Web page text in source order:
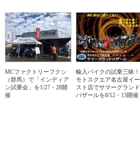
MCファクトリーフクシ
（群馬）で「インディア
ン試乗会」を1/27・28開
催
輸入バイクの試乗三昧！
モトスクエア名古屋イー
スト店でサマーグランド
バザールを8/12・13開催